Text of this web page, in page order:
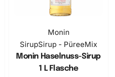
Monin
SirupSirup - PüreeMix
Monin Haselnuss-Sirup
1 L Flasche